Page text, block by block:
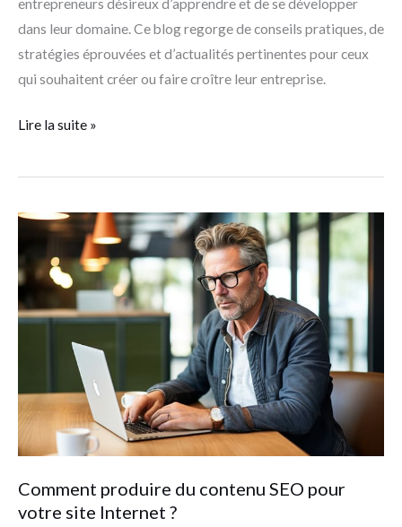
entrepreneurs désireux d’apprendre et de se développer
dans leur domaine. Ce blog regorge de conseils pratiques, de
stratégies éprouvées et d’actualités pertinentes pour ceux
qui souhaitent créer ou faire croître leur entreprise.
Lire la suite »
Comment produire du contenu SEO pour
votre site Internet ?
Comment
du
contenu
SEO
site
Internet
?